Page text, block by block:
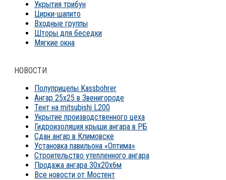
Укрытия трибун
Цирки-шапито
Входные группы
Шторы для беседки
Мягкие окна
НОВОСТИ
Полуприцепы Kassbohrer
Ангар 25х25 в Звенигороде
Тент на mitsubishi L200
Укрытие производственного цеха
Гидроизоляция крыши ангара в РБ
Сдан ангар в Климовске
Установка павильона «Оптима»
Строительство утепленного ангара
Продажа ангара 30х20х6м
Все новости от Мостент